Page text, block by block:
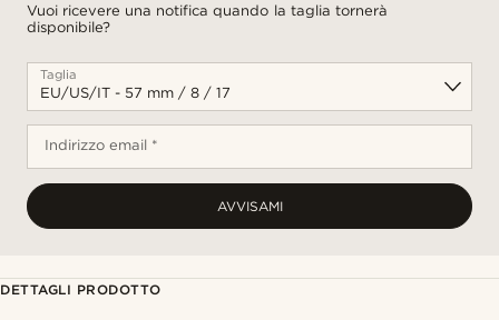
Vuoi ricevere una notifica quando la taglia tornerà
disponibile?
Taglia
Indirizzo email *
AVVISAMI
DETTAGLI PRODOTTO